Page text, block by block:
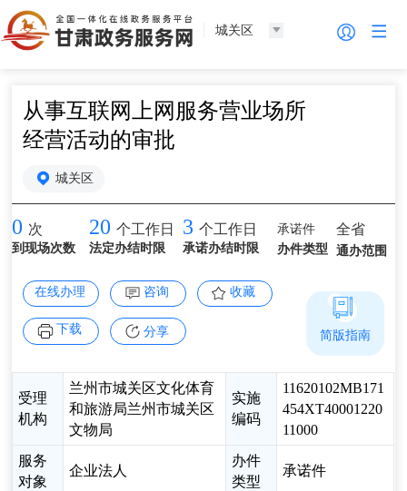
城关区
从事互联网上网服务营业场所
经营活动的审批
城关区
0 次
到现场次数
20 个工作日
法定办结时限
3 个工作日
承诺办结时限
承诺件
办件类型
全省
通办范围
在线办理 咨询 收藏
下载 分享
受理
机构
兰州市城关区文化体育
和旅游局兰州市城关区
文物局
实施
编码
11620102MB171
454XT40001220
11000
服务
对象
企业法人
办件
类型
承诺件
简版指南